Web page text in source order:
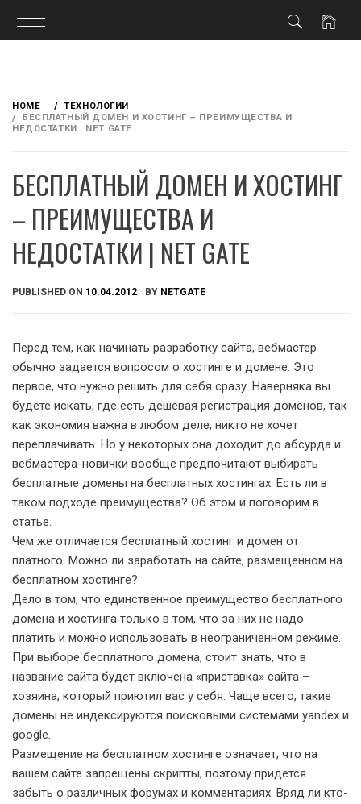
content
HOME
ТЕХНОЛОГИИ
БЕСПЛАТНЫЙ ДОМЕН И ХОСТИНГ – ПРЕИМУЩЕСТВА И
НЕДОСТАТКИ | NET GATE
БЕСПЛАТНЫЙ ДОМЕН И ХОСТИНГ
– ПРЕИМУЩЕСТВА И
НЕДОСТАТКИ | NET GATE
PUBLISHED ON 10.04.2012 BY NETGATE
Перед тем, как начинать разработку сайта, вебмастер
обычно задается вопросом о хостинге и домене. Это
первое, что нужно решить для себя сразу. Наверняка вы
будете искать, где есть дешевая регистрация доменов, так
как экономия важна в любом деле, никто не хочет
переплачивать. Но у некоторых она доходит до абсурда и
вебмастера-новички вообще предпочитают выбирать
бесплатные домены на бесплатных хостингах. Есть ли в
таком подходе преимущества? Об этом и поговорим в
статье.
Чем же отличается бесплатный хостинг и домен от
платного. Можно ли заработать на сайте, размещенном на
бесплатном хостинге?
Дело в том, что единственное преимущество бесплатного
домена и хостинга только в том, что за них не надо
платить и можно использовать в неограниченном режиме.
При выборе бесплатного домена, стоит знать, что в
название сайта будет включена «приставка» сайта –
хозяина, который приютил вас у себя. Чаще всего, такие
домены не индексируются поисковыми системами yandex и
google.
Размещение на бесплатном хостинге означает, что на
вашем сайте запрещены скрипты, поэтому придется
забыть о различных форумах и комментариях. Вряд ли кто-